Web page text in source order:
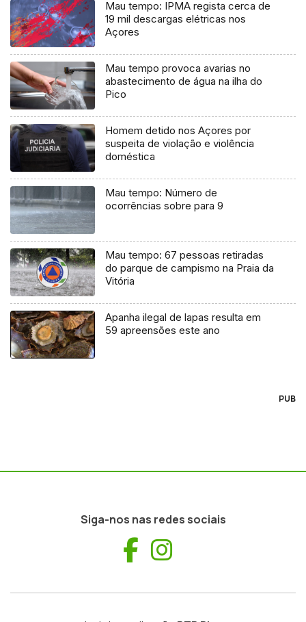
Mau tempo: IPMA regista cerca de
19 mil descargas elétricas nos
Açores
Mau tempo provoca avarias no
abastecimento de água na ilha do
Pico
Homem detido nos Açores por
suspeita de violação e violência
doméstica
Mau tempo: Número de
ocorrências sobre para 9
Mau tempo: 67 pessoas retiradas
do parque de campismo na Praia da
Vitória
Apanha ilegal de lapas resulta em
59 apreensões este ano
PUB
Siga-nos nas redes sociais
Facebook